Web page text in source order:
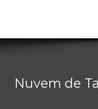
Nuvem de